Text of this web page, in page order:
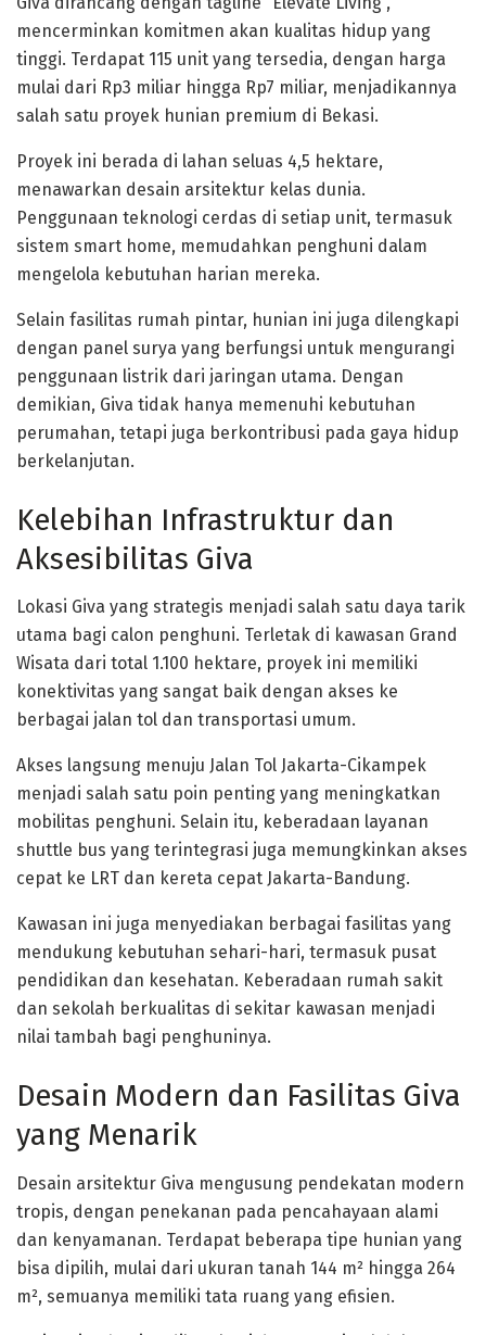
mencerminkan komitmen akan kualitas hidup yang
tinggi. Terdapat 115 unit yang tersedia, dengan harga
mulai dari Rp3 miliar hingga Rp7 miliar, menjadikannya
salah satu proyek hunian premium di Bekasi.
Proyek ini berada di lahan seluas 4,5 hektare,
menawarkan desain arsitektur kelas dunia.
Penggunaan teknologi cerdas di setiap unit, termasuk
sistem smart home, memudahkan penghuni dalam
mengelola kebutuhan harian mereka.
Selain fasilitas rumah pintar, hunian ini juga dilengkapi
dengan panel surya yang berfungsi untuk mengurangi
penggunaan listrik dari jaringan utama. Dengan
demikian, Giva tidak hanya memenuhi kebutuhan
perumahan, tetapi juga berkontribusi pada gaya hidup
berkelanjutan.
Kelebihan Infrastruktur dan
Aksesibilitas Giva
Lokasi Giva yang strategis menjadi salah satu daya tarik
utama bagi calon penghuni. Terletak di kawasan Grand
Wisata dari total 1.100 hektare, proyek ini memiliki
konektivitas yang sangat baik dengan akses ke
berbagai jalan tol dan transportasi umum.
Akses langsung menuju Jalan Tol Jakarta-Cikampek
menjadi salah satu poin penting yang meningkatkan
mobilitas penghuni. Selain itu, keberadaan layanan
shuttle bus yang terintegrasi juga memungkinkan akses
cepat ke LRT dan kereta cepat Jakarta-Bandung.
Kawasan ini juga menyediakan berbagai fasilitas yang
mendukung kebutuhan sehari-hari, termasuk pusat
pendidikan dan kesehatan. Keberadaan rumah sakit
dan sekolah berkualitas di sekitar kawasan menjadi
nilai tambah bagi penghuninya.
Desain Modern dan Fasilitas Giva
yang Menarik
Desain arsitektur Giva mengusung pendekatan modern
tropis, dengan penekanan pada pencahayaan alami
dan kenyamanan. Terdapat beberapa tipe hunian yang
bisa dipilih, mulai dari ukuran tanah 144 m² hingga 264
m², semuanya memiliki tata ruang yang efisien.